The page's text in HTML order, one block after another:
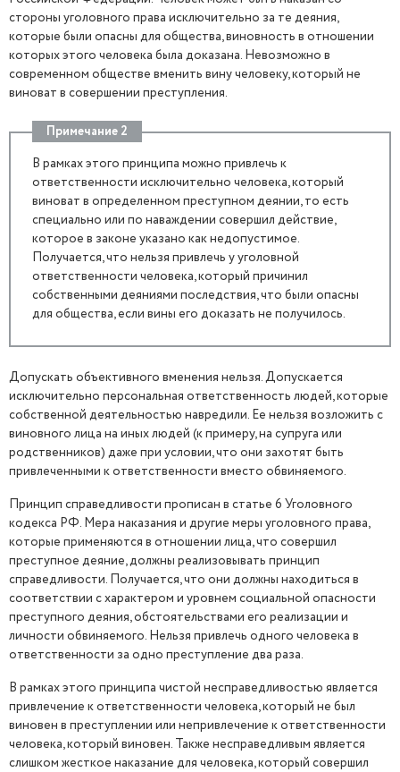
стороны уголовного права исключительно за те деяния,
которые были опасны для общества, виновность в отношении
которых этого человека была доказана. Невозможно в
современном обществе вменить вину человеку, который не
виноват в совершении преступления.
Примечание 2
В рамках этого принципа можно привлечь к
ответственности исключительно человека, который
виноват в определенном преступном деянии, то есть
специально или по наваждении совершил действие,
которое в законе указано как недопустимое.
Получается, что нельзя привлечь у уголовной
ответственности человека, который причинил
собственными деяниями последствия, что были опасны
для общества, если вины его доказать не получилось.
Допускать объективного вменения нельзя. Допускается
исключительно персональная ответственность людей, которые
собственной деятельностью навредили. Ее нельзя возложить с
виновного лица на иных людей (к примеру, на супруга или
родственников) даже при условии, что они захотят быть
привлеченными к ответственности вместо обвиняемого.
Принцип справедливости прописан в статье 6 Уголовного
кодекса РФ. Мера наказания и другие меры уголовного права,
которые применяются в отношении лица, что совершил
преступное деяние, должны реализовывать принцип
справедливости. Получается, что они должны находиться в
соответствии с характером и уровнем социальной опасности
преступного деяния, обстоятельствами его реализации и
личности обвиняемого. Нельзя привлечь одного человека в
ответственности за одно преступление два раза.
В рамках этого принципа чистой несправедливостью является
привлечение к ответственности человека, который не был
виновен в преступлении или непривлечение к ответственности
человека, который виновен. Также несправедливым является
слишком жесткое наказание для человека, который совершил